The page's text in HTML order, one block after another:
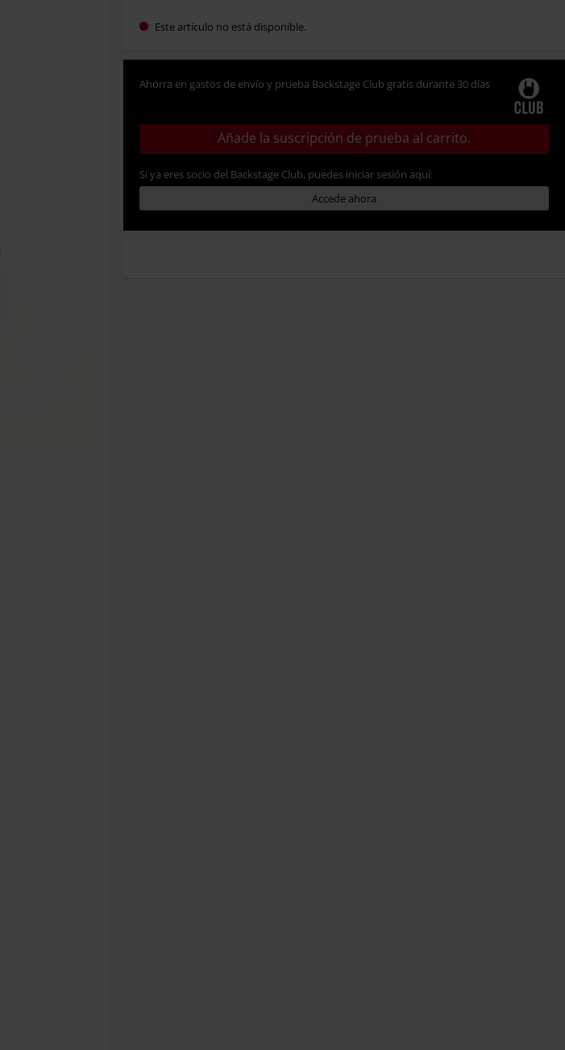
Este artículo no está disponible.
Ahorra en gastos de envío y prueba Backstage Club gratis durante 30 días
Añade la suscripción de prueba al carrito.
Si ya eres socio del Backstage Club, puedes iniciar sesión aquí:
Accede ahora